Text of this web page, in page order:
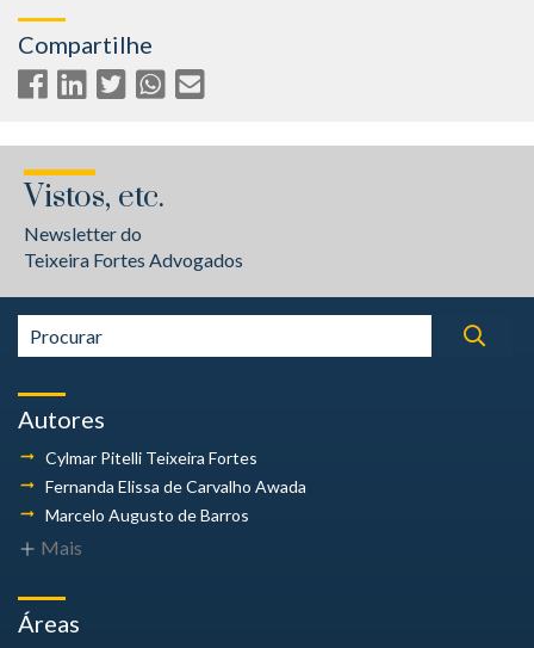
Compartilhe
Vistos, etc.
Newsletter do
Teixeira Fortes Advogados
Autores
Cylmar Pitelli Teixeira Fortes
Fernanda Elissa de Carvalho Awada
Marcelo Augusto de Barros
Mais
Áreas